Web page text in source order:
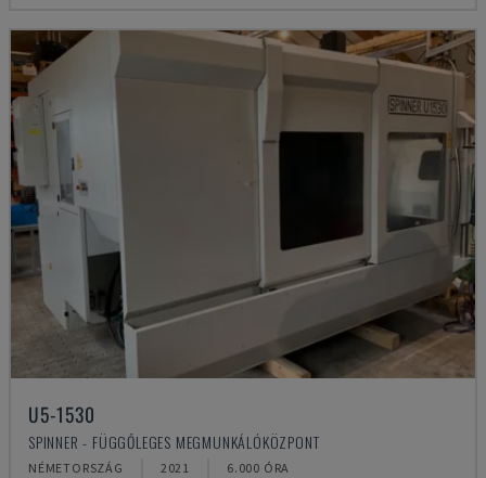
U5-1530
SPINNER - FÜGGŐLEGES MEGMUNKÁLÓKÖZPONT
NÉMETORSZÁG 2021 6.000 ÓRA